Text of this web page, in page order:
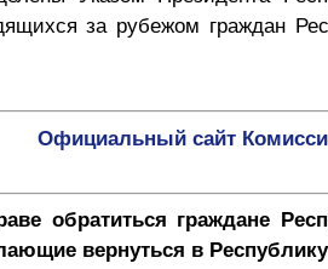
за рубежом граждан
Официальный сайт
обратиться граждане
вернуться в